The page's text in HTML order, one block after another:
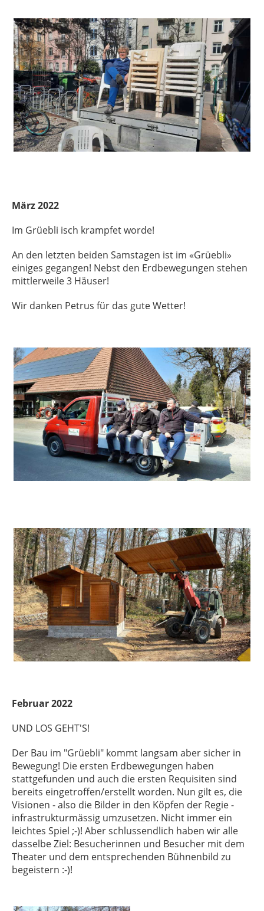
März 2022
Im Grüebli isch krampfet worde!
An den letzten beiden Samstagen ist im «Grüebli»
einiges gegangen! Nebst den Erdbewegungen stehen
mittlerweile 3 Häuser!
Wir danken Petrus für das gute Wetter!
Februar 2022
UND LOS GEHT'S!
Der Bau im "Grüebli" kommt langsam aber sicher in
Bewegung! Die ersten Erdbewegungen haben
stattgefunden und auch die ersten Requisiten sind
bereits eingetroffen/erstellt worden. Nun gilt es, die
Visionen - also die Bilder in den Köpfen der Regie -
infrastrukturmässig umzusetzen. Nicht immer ein
leichtes Spiel ;-)! Aber schlussendlich haben wir alle
dasselbe Ziel: Besucherinnen und Besucher mit dem
Theater und dem entsprechenden Bühnenbild zu
begeistern :-)!